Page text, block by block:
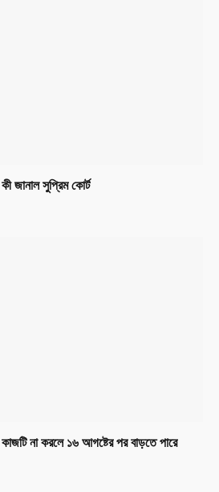
জানাল সুপ্রিম কোর্ট
না করলে ১৬ আগষ্টের পর বাড়তে পারে